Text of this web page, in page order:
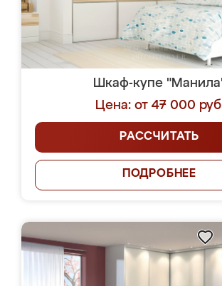
Шкаф-купе
Цена: от 47 000
РАССЧИТАТЬ
ПОДРОБНЕЕ